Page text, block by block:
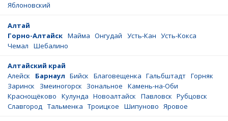
Яблоновский
Алтай
Горно-Алтайск Майма Онгудай Усть-Кан Усть-Кокса
Чемал
Шебалино
Алтайский край
Алейск
Барнаул Бийск Благовещенка Гальбштадт Горняк
Заринск
Змеиногорск Зональное
Камень-на-Оби
Краснощёково
Кулунда Новоалтайск Павловск Рубцовск
Славгород Тальменка Троицкое Шипуново Яровое